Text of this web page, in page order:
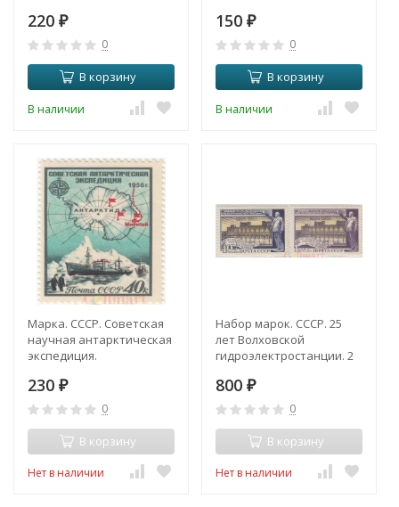
220 ₽
0
В корзину
В наличии
150 ₽
0
В корзину
В наличии
Марка. СССР. Советская
научная антарктическая
экспедиция.
230 ₽
0
В корзину
Нет в наличии
Набор марок. СССР. 25
лет Волховской
гидроэлектростанции. 2
800 ₽
0
В корзину
Нет в наличии